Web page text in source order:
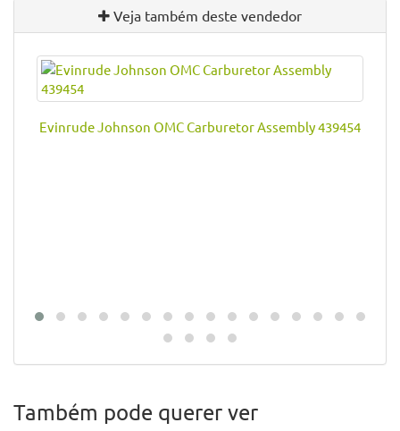
Veja também deste vendedor
Evinrude Johnson OMC Carburetor Assembly 439454
Também pode querer ver